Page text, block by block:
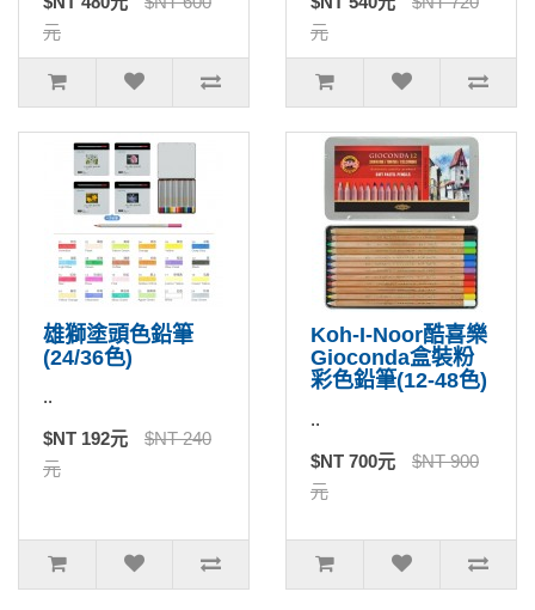
元
元
雄獅塗頭色鉛筆
(24/36色)
..
$NT 192元
$NT 240
元
Koh-I-Noor酷喜樂
Gioconda盒裝粉
彩色鉛筆(12-48色)
..
$NT 700元
$NT 900
元